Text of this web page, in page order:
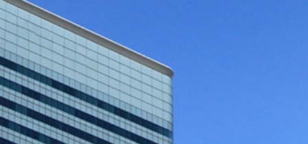
工程与服务
公司新闻
全球市场
人才战略